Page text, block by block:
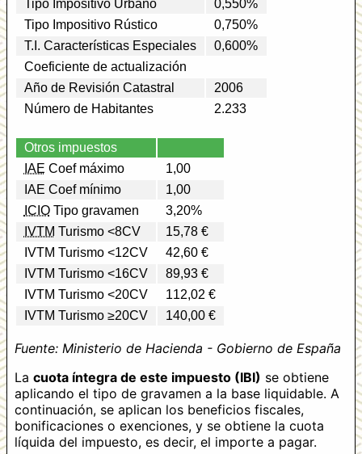
Tipo Impositivo Urbano
0,550%
Tipo Impositivo Rústico
0,750%
T.I. Características Especiales
0,600%
Coeficiente de actualización
Año de Revisión Catastral
2006
Número de Habitantes
2.233
Otros impuestos
IAE Coef máximo
1,00
IAE Coef mínimo
1,00
ICIOTipo gravamen
3,20%
IVTM Turismo <8CV
15,78 €
IVTM Turismo <12CV
42,60 €
IVTM Turismo <16CV
89,93 €
IVTM Turismo <20CV
112,02 €
IVTM Turismo ≥20CV
140,00 €
Fuente: Ministerio de Hacienda - Gobierno de España
La cuota íntegra de este impuesto (IBI) se obtiene
aplicando el tipo de gravamen a la base liquidable. A
continuación, se aplican los beneficios fiscales,
bonificaciones o exenciones, y se obtiene la cuota
líquida del impuesto, es decir, el importe a pagar.